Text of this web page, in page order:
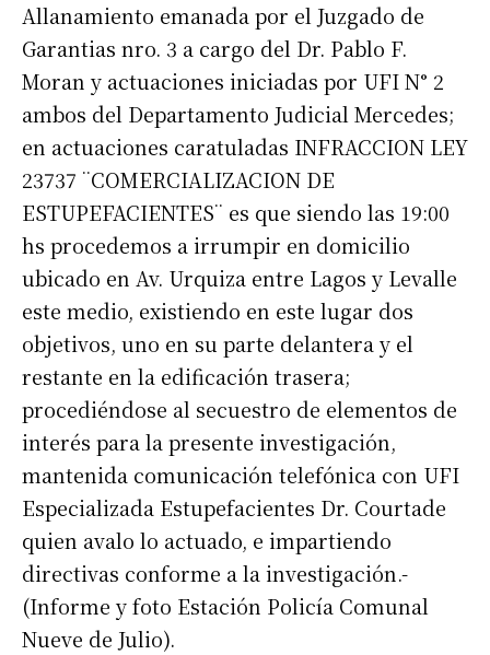
Allanamiento emanada por el Juzgado de
Garantias nro. 3 a cargo del Dr. Pablo F.
Moran y actuaciones iniciadas por UFI N° 2
ambos del Departamento Judicial Mercedes;
en actuaciones caratuladas INFRACCION LEY
23737 ¨COMERCIALIZACION DE
ESTUPEFACIENTES¨ es que siendo las 19:00
hs procedemos a irrumpir en domicilio
ubicado en Av. Urquiza entre Lagos y Levalle
este medio, existiendo en este lugar dos
objetivos, uno en su parte delantera y el
restante en la edificación trasera;
procediéndose al secuestro de elementos de
interés para la presente investigación,
mantenida comunicación telefónica con UFI
Especializada Estupefacientes Dr. Courtade
quien avalo lo actuado, e impartiendo
directivas conforme a la investigación.-
(Informe y foto Estación Policía Comunal
Nueve de Julio).